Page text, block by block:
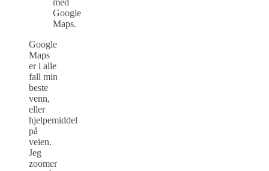
med
Google
Maps.
Google
Maps
er i alle
fall min
beste
venn,
eller
hjelpemiddel
på
veien.
Jeg
zoomer